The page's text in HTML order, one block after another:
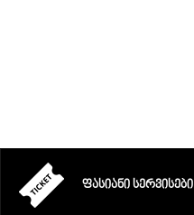
ᲤᲐᲡᲘᲐᲜᲘ ᲡᲔᲠᲕᲘᲡᲔᲑᲘ